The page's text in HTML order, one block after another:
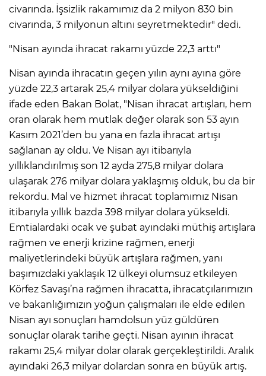
civarında. İşsizlik rakamımız da 2 milyon 830 bin
civarında, 3 milyonun altını seyretmektedir" dedi.
"Nisan ayında ihracat rakamı yüzde 22,3 arttı"
Nisan ayında ihracatın geçen yılın aynı ayına göre
yüzde 22,3 artarak 25,4 milyar dolara yükseldiğini
ifade eden Bakan Bolat, "Nisan ihracat artışları, hem
oran olarak hem mutlak değer olarak son 53 ayın
Kasım 2021’den bu yana en fazla ihracat artışı
sağlanan ay oldu. Ve Nisan ayı itibarıyla
yıllıklandırılmış son 12 ayda 275,8 milyar dolara
ulaşarak 276 milyar dolara yaklaşmış olduk, bu da bir
rekordu. Mal ve hizmet ihracat toplamımız Nisan
itibarıyla yıllık bazda 398 milyar dolara yükseldi.
Emtialardaki ocak ve şubat ayındaki müthiş artışlara
rağmen ve enerji krizine rağmen, enerji
maliyetlerindeki büyük artışlara rağmen, yanı
başımızdaki yaklaşık 12 ülkeyi olumsuz etkileyen
Körfez Savaşı’na rağmen ihracatta, ihracatçılarımızın
ve bakanlığımızın yoğun çalışmaları ile elde edilen
Nisan ayı sonuçları hamdolsun yüz güldüren
sonuçlar olarak tarihe geçti. Nisan ayının ihracat
rakamı 25,4 milyar dolar olarak gerçekleştirildi. Aralık
ayındaki 26,3 milyar dolardan sonra en büyük artış.